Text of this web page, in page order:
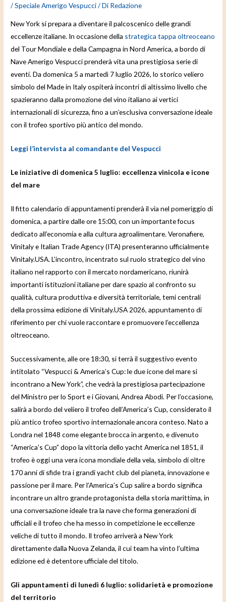
/Speciale Amerigo Vespucci/ Di Redazione
New York si prepara a diventare il palcoscenico delle grandi
eccellenze italiane. In occasione della strategica tappa oltreoceano
del Tour Mondiale e della Campagna in Nord America, a bordo di
Nave Amerigo Vespucci prenderà vita una prestigiosa serie di
eventi. Da domenica 5 a martedì 7 luglio 2026, lo storico veliero
simbolo del Made in Italy ospiterà incontri di altissimo livello che
spazieranno dalla promozione del vino italiano ai vertici
internazionali di sicurezza, fino a un’esclusiva conversazione ideale
con il trofeo sportivo più antico del mondo.
Leggi l’intervista al comandante del Vespucci
Le iniziative di domenica 5 luglio: eccellenza vinicola e icone
del mare
Il fitto calendario di appuntamenti prenderà il via nel pomeriggio di
domenica, a partire dalle ore 15:00, con un importante focus
dedicato all’economia e alla cultura agroalimentare. Veronafiere,
Vinitaly e Italian Trade Agency (ITA) presenteranno ufficialmente
Vinitaly.USA. L’incontro, incentrato sul ruolo strategico del vino
italiano nel rapporto con il mercato nordamericano, riunirà
importanti istituzioni italiane per dare spazio al confronto su
qualità, cultura produttiva e diversità territoriale, temi centrali
della prossima edizione di Vinitaly.USA 2026, appuntamento di
riferimento per chi vuole raccontare e promuovere l’eccellenza
oltreoceano.
Successivamente, alle ore 18:30, si terrà il suggestivo evento
intitolato “Vespucci & America’s Cup: le due icone del mare si
incontrano a New York”, che vedrà la prestigiosa partecipazione
del Ministro per lo Sport e i Giovani, Andrea Abodi. Per l’occasione,
salirà a bordo del veliero il trofeo dell’America’s Cup, considerato il
più antico trofeo sportivo internazionale ancora conteso. Nato a
Londra nel 1848 come elegante brocca in argento, e divenuto
“America’s Cup” dopo la vittoria dello yacht America nel 1851, il
trofeo è oggi una vera icona mondiale della vela, simbolo di oltre
170 anni di sfide tra i grandi yacht club del pianeta, innovazione e
passione per il mare. Per l’America’s Cup salire a bordo significa
incontrare un altro grande protagonista della storia marittima, in
una conversazione ideale tra la nave che forma generazioni di
ufficiali e il trofeo che ha messo in competizione le eccellenze
veliche di tutto il mondo. Il trofeo arriverà a New York
direttamente dalla Nuova Zelanda, il cui team ha vinto l’ultima
edizione ed è detentore ufficiale del titolo.
Gli appuntamenti di lunedì 6 luglio: solidarietà e promozione
del territorio